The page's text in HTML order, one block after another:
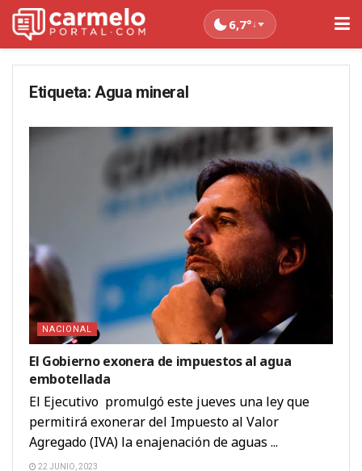
6,7°↓
Etiqueta: Agua mineral
NACIONAL
El Gobierno exonera de impuestos al agua
embotellada
El Ejecutivo promulgó este jueves una ley que
permitirá exonerar del Impuesto al Valor
Agregado (IVA) la enajenación de aguas ...
22 JUNIO, 2023